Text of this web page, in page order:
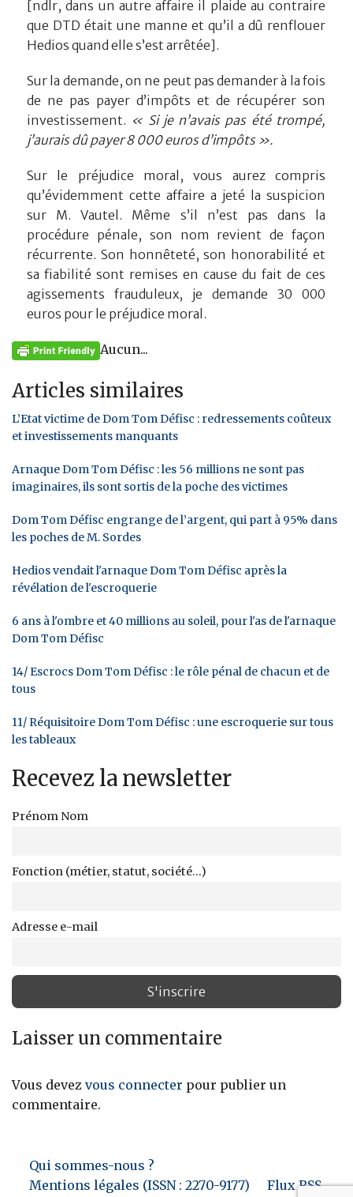
[ndlr, dans un autre affaire il plaide au contraire
que DTD était une manne et qu’il a dû renflouer
Hedios quand elle s’est arrêtée].
Sur la demande, on ne peut pas demander à la fois
de ne pas payer d’impôts et de récupérer son
investissement. « Si je n’avais pas été trompé,
j’aurais dû payer 8 000 euros d’impôts ».
Sur le préjudice moral, vous aurez compris
qu’évidemment cette affaire a jeté la suspicion
sur M. Vautel. Même s’il n’est pas dans la
procédure pénale, son nom revient de façon
récurrente. Son honnêteté, son honorabilité et
sa fiabilité sont remises en cause du fait de ces
agissements frauduleux, je demande 30 000
euros pour le préjudice moral.
Aucun...
Articles similaires
L’Etat victime de Dom Tom Défisc : redressements coûteux
et investissements manquants
Arnaque Dom Tom Défisc : les 56 millions ne sont pas
imaginaires, ils sont sortis de la poche des victimes
Dom Tom Défisc engrange de l’argent, qui part à 95% dans
les poches de M. Sordes
Hedios vendait l'arnaque Dom Tom Défisc après la
révélation de l'escroquerie
6 ans à l'ombre et 40 millions au soleil, pour l'as de l'arnaque
Dom Tom Défisc
14/ Escrocs Dom Tom Défisc : le rôle pénal de chacun et de
tous
11/ Réquisitoire Dom Tom Défisc : une escroquerie sur tous
les tableaux
Recevez la newsletter
Prénom Nom
Fonction (métier, statut, société...)
Adresse e-mail
Laisser un commentaire
Vous devez vous connecter pour publier un
commentaire.
Qui sommes-nous ?
Mentions légales (ISSN : 2270-9177)
Flux RSS